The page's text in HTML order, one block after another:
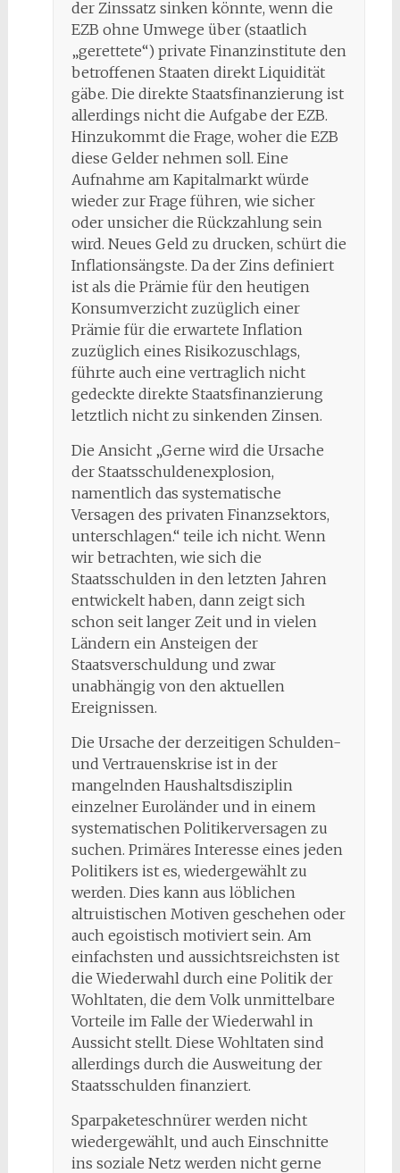
der Zinssatz sinken könnte, wenn die
EZB ohne Umwege über (staatlich
„gerettete“) private Finanzinstitute den
betroffenen Staaten direkt Liquidität
gäbe. Die direkte Staatsfinanzierung ist
allerdings nicht die Aufgabe der EZB.
Hinzukommt die Frage, woher die EZB
diese Gelder nehmen soll. Eine
Aufnahme am Kapitalmarkt würde
wieder zur Frage führen, wie sicher
oder unsicher die Rückzahlung sein
wird. Neues Geld zu drucken, schürt die
Inflationsängste. Da der Zins definiert
ist als die Prämie für den heutigen
Konsumverzicht zuzüglich einer
Prämie für die erwartete Inflation
zuzüglich eines Risikozuschlags,
führte auch eine vertraglich nicht
gedeckte direkte Staatsfinanzierung
letztlich nicht zu sinkenden Zinsen.
Die Ansicht „Gerne wird die Ursache
der Staatsschuldenexplosion,
namentlich das systematische
Versagen des privaten Finanzsektors,
unterschlagen.“ teile ich nicht. Wenn
wir betrachten, wie sich die
Staatsschulden in den letzten Jahren
entwickelt haben, dann zeigt sich
schon seit langer Zeit und in vielen
Ländern ein Ansteigen der
Staatsverschuldung und zwar
unabhängig von den aktuellen
Ereignissen.
Die Ursache der derzeitigen Schulden-
und Vertrauenskrise ist in der
mangelnden Haushaltsdisziplin
einzelner Euroländer und in einem
systematischen Politikerversagen zu
suchen. Primäres Interesse eines jeden
Politikers ist es, wiedergewählt zu
werden. Dies kann aus löblichen
altruistischen Motiven geschehen oder
auch egoistisch motiviert sein. Am
einfachsten und aussichtsreichsten ist
die Wiederwahl durch eine Politik der
Wohltaten, die dem Volk unmittelbare
Vorteile im Falle der Wiederwahl in
Aussicht stellt. Diese Wohltaten sind
allerdings durch die Ausweitung der
Staatsschulden finanziert.
Sparpaketeschnürer werden nicht
wiedergewählt, und auch Einschnitte
ins soziale Netz werden nicht gerne